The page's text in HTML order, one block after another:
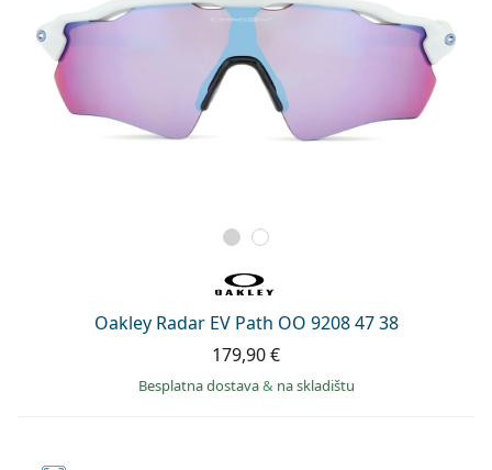
Oakley Radar EV Path OO 9208 47 38
179,90 €
Besplatna dostava& na skladištu